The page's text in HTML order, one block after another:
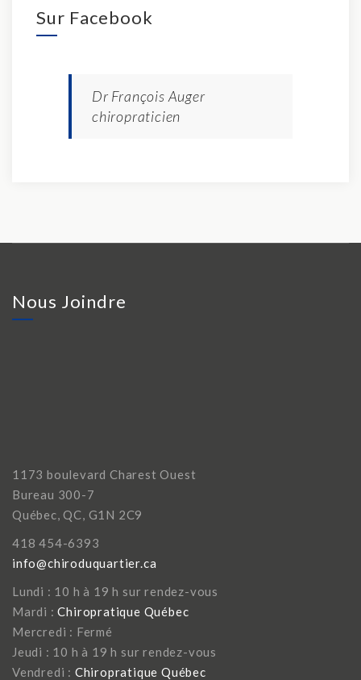
Sur Facebook
Dr François Auger
chiropraticien
Nous Joindre
1173 boulevard Charest Ouest
Bureau 300-7
Québec, QC, G1N 2C9
418 454-6393
info@chiroduquartier.ca
Lundi : 10 h à 19 h sur rendez-vous
Mardi :Chiropratique Québec
Mercredi : Fermé
Jeudi : 10 h à 19 h sur rendez-vous
Vendredi : Chiropratique Québec